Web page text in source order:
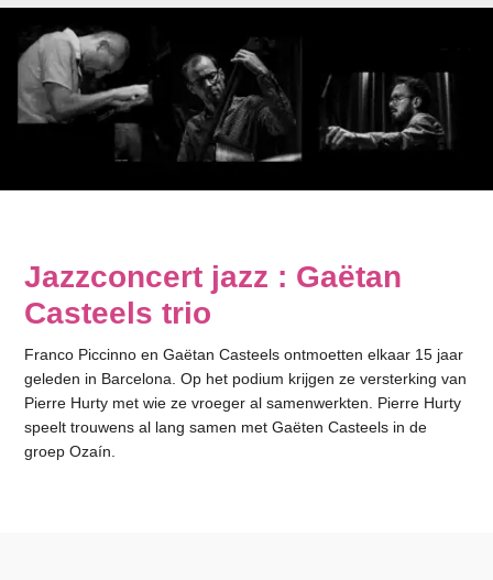
Jazzconcert jazz : Gaëtan
Casteels trio
Franco Piccinno en Gaëtan Casteels ontmoetten elkaar 15 jaar
geleden in Barcelona. Op het podium krijgen ze versterking van
Pierre Hurty met wie ze vroeger al samenwerkten. Pierre Hurty
speelt trouwens al lang samen met Gaëten Casteels in de
groep Ozaín.